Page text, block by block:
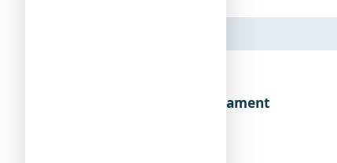
Dénomination du médicament